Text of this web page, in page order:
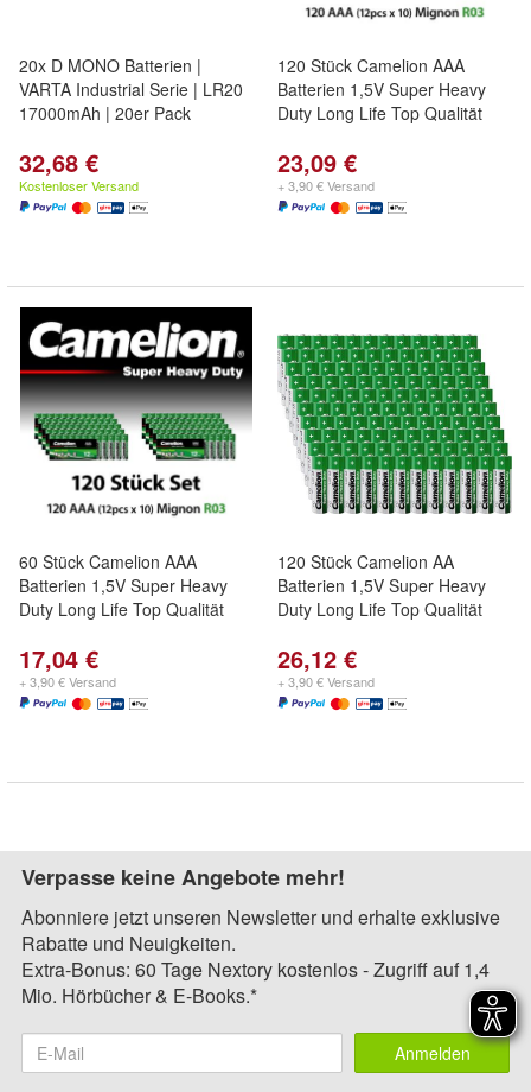
20x D MONO Batterien |
VARTA Industrial Serie | LR20
17000mAh | 20er Pack
32,68 €
Kostenloser Versand
120 Stück Camelion AAA
Batterien 1,5V Super Heavy
Duty Long Life Top Qualität
23,09 €
+ 3,90 € Versand
60 Stück Camelion AAA
Batterien 1,5V Super Heavy
Duty Long Life Top Qualität
17,04 €
+ 3,90 € Versand
120 Stück Camelion AA
Batterien 1,5V Super Heavy
Duty Long Life Top Qualität
26,12 €
+ 3,90 € Versand
Verpasse keine Angebote mehr!
Abonniere jetzt unseren Newsletter und erhalte exklusive
Rabatte und Neuigkeiten.
Extra-Bonus: 60 Tage Nextory kostenlos - Zugriff auf 1,4
Mio. Hörbücher & E-Books.*
Anmelden